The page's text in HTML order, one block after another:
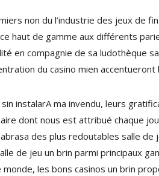
non du l’industrie des jeux
haut de gamme aux différents
en compagnie de sa ludothèque
du casino mien
A ma invendu, leurs
dont nous est attribué chaque
des plus redoutables salle
de jeu un brin parmi principaux
les bons casinos un brin